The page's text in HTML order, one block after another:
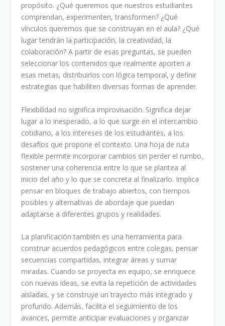
propósito. ¿Qué queremos que nuestros estudiantes
comprendan, experimenten, transformen? ¿Qué
vínculos queremos que se construyan en el aula? ¿Qué
lugar tendrán la participación, la creatividad, la
colaboración? A partir de esas preguntas, se pueden
seleccionar los contenidos que realmente aporten a
esas metas, distribuirlos con lógica temporal, y definir
estrategias que habiliten diversas formas de aprender.
Flexibilidad no significa improvisación. Significa dejar
lugar a lo inesperado, a lo que surge en el intercambio
cotidiano, a los intereses de los estudiantes, a los
desafíos que propone el contexto. Una hoja de ruta
flexible permite incorporar cambios sin perder el rumbo,
sostener una coherencia entre lo que se plantea al
inicio del año y lo que se concreta al finalizarlo. Implica
pensar en bloques de trabajo abiertos, con tiempos
posibles y alternativas de abordaje que puedan
adaptarse a diferentes grupos y realidades.
La planificación también es una herramienta para
construir acuerdos pedagógicos entre colegas, pensar
secuencias compartidas, integrar áreas y sumar
miradas. Cuando se proyecta en equipo, se enriquece
con nuevas ideas, se evita la repetición de actividades
aisladas, y se construye un trayecto más integrado y
profundo. Además, facilita el seguimiento de los
avances, permite anticipar evaluaciones y organizar